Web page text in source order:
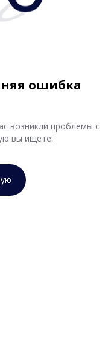
ошибка
возникли проблемы с
вы ищете.